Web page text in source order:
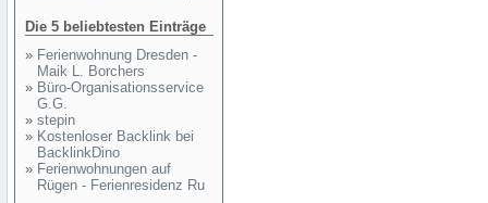
Die 5 beliebtesten Einträge
» Ferienwohnung Dresden -
Maik L. Borchers
» Büro-Organisationsservice
G.G.
» stepin
» Kostenloser Backlink bei
BacklinkDino
» Ferienwohnungen auf
Rügen - Ferienresidenz Ru